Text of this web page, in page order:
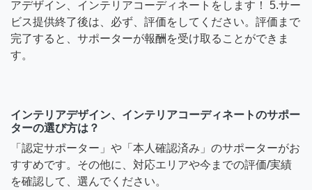
アデザイン、インテリアコーディネートをします！ 5.サー
ビス提供終了後は、必ず、評価をしてください。評価まで
完了すると、サポーターが報酬を受け取ることができま
す。
インテリアデザイン、インテリアコーディネートのサポー
ターの選び方は？
「認定サポーター」や「本人確認済み」のサポーターがお
すすめです。その他に、対応エリアや今までの評価/実績
を確認して、選んでください。